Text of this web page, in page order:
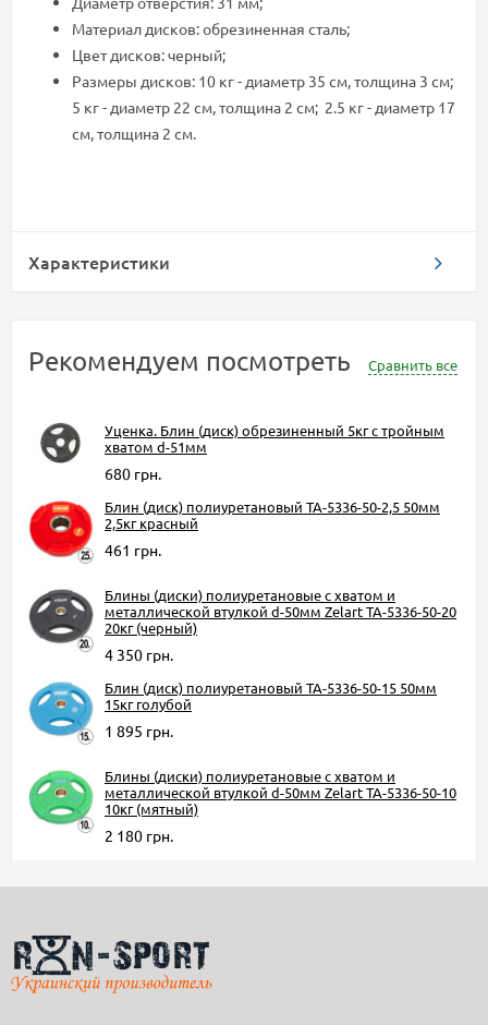
Материал дисков: обрезиненная сталь;
Цвет дисков: черный;
Размеры дисков: 10 кг - диаметр 35 см, толщина 3 см;
5 кг - диаметр 22 см, толщина 2 см; 2.5 кг - диаметр 17
см, толщина 2 см.
Характеристики
Рекомендуем посмотреть Сравнить все
Уценка. Блин (диск) обрезиненный 5кг с тройным
хватом d-51мм
680 грн.
Блин (диск) полиуретановый TA-5336-50-2,5 50мм
2,5кг красный
461 грн.
Блины (диски) полиуретановые с хватом и
металлической втулкой d-50мм Zelart TA-5336-50-20
20кг (черный)
4 350 грн.
Блин (диск) полиуретановый TA-5336-50-15 50мм
15кг голубой
1 895 грн.
Блины (диски) полиуретановые с хватом и
металлической втулкой d-50мм Zelart TA-5336-50-10
10кг (мятный)
2 180 грн.